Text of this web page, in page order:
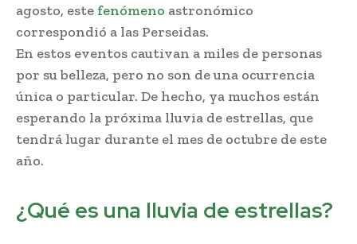
agosto, este fenómeno astronómico
correspondió a las Perseidas.
En estos eventos cautivan a miles de personas
por su belleza, pero no son de una ocurrencia
única o particular. De hecho, ya muchos están
esperando la próxima lluvia de estrellas, que
tendrá lugar durante el mes de octubre de este
año.
¿Qué es una lluvia de estrellas?